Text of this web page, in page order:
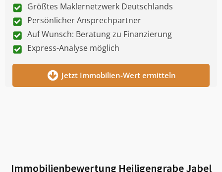
Größtes Maklernetzwerk Deutschlands
Persönlicher Ansprechpartner
Auf Wunsch: Beratung zu Finanzierung
Express-Analyse möglich
Jetzt Immobilien-Wert ermitteln
Immobilienbewertung Heiligengrabe Jabel